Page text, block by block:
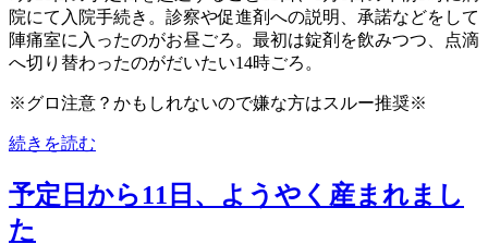
院にて入院手続き。診察や促進剤への説明、承諾などをして
陣痛室に入ったのがお昼ごろ。最初は錠剤を飲みつつ、点滴
へ切り替わったのがだいたい14時ごろ。
※グロ注意？かもしれないので嫌な方はスルー推奨※
続きを読む
予定日から11日、ようやく産まれまし
た